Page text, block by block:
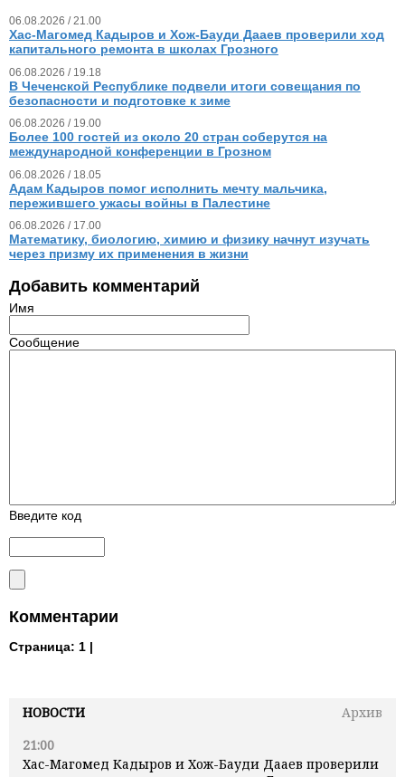
НОВОСТИ
Архив
21:00
Хас-Магомед Кадыров и Хож-Бауди Дааев проверили
06.08.2026 / 21.00
Хас-Магомед Кадыров и Хож-Бауди Дааев проверили ход
капитального ремонта в школах Грозного
06.08.2026 / 19.18
В Чеченской Республике подвели итоги совещания по
безопасности и подготовке к зиме
06.08.2026 / 19.00
Более 100 гостей из около 20 стран соберутся на
международной конференции в Грозном
06.08.2026 / 18.05
Адам Кадыров помог исполнить мечту мальчика,
пережившего ужасы войны в Палестине
06.08.2026 / 17.00
Математику, биологию, химию и физику начнут изучать
через призму их применения в жизни
Добавить комментарий
Имя
Сообщение
Введите код
Комментарии
Страница: 1 |